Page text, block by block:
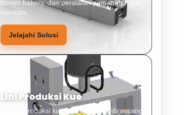
sistem bakery, dan peralatan pemanggangan
otomatis.
Jelajahi Solusi
Lini Produksi Kue
Sistem produksi kue otomatis yang dirancang